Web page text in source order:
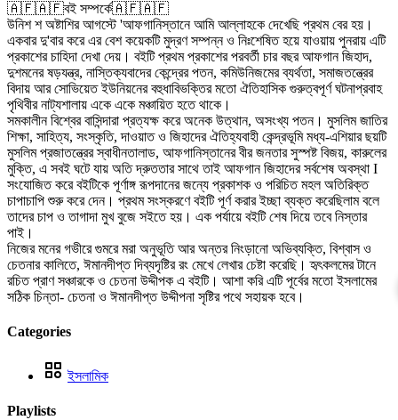
🇦🇫🇦🇫বই সম্পর্কে🇦🇫🇦🇫
উনিশ শ অষ্টাশির আগস্টে 'আফগানিস্তানে আমি আল্লাহকে দেখেছি প্রথম বের হয়।
একবার দু'বার করে এর বেশ কয়েকটি মুদ্রণ সম্পন্ন ও নিঃশেষিত হয়ে যাওয়ায় পুনরায় এটি
প্রকাশের চাহিদা দেখা দেয়। বইটি প্রথম প্রকাশের পরবর্তী চার বছর আফগান জিহাদ,
দুশমনের ষড়যন্ত্র, নাস্তিক্যবাদের কেন্দ্রের পতন, কমিউনিজমের ব্যর্থতা, সমাজতন্ত্রের
বিদায় আর সোভিয়েত ইউনিয়নের বহুধাবিভক্তির মতো ঐতিহাসিক গুরুত্বপূর্ণ ঘটনাপ্রবাহ
পৃথিবীর নাট্যশালায় একে একে মঞ্চায়িত হতে থাকে।
সমকালীন বিশ্বের বাসিন্দারা প্রত্যক্ষ করে অনেক উত্থান, অসংখ্য পতন। মুসলিম জাতির
শিক্ষা, সাহিত্য, সংস্কৃতি, দাওয়াত ও জিহাদের ঐতিহ্যবাহী কেন্দ্রভূমি মধ্য-এশিয়ার ছয়টি
মুসলিম প্রজাতন্ত্রের স্বাধীনতালাড, আফগানিস্তানের বীর জনতার সুস্পষ্ট বিজয়, কারুলের
মুক্তি, এ সবই ঘটে যায় অতি দ্রুততার সাথে তাই আফগান জিহাদের সর্বশেষ অবস্থা I
সংযোজিত করে বইটিকে পূর্ণাঙ্গ রূপদানের জন্যে প্রকাশক ও পরিচিত মহল অতিরিক্ত
চাপাচাপি শুরু করে দেন। প্রথম সংস্করণে বইটি পূর্ণ করার ইচ্ছা ব্যক্ত করেছিলাম বলে
তাদের চাপ ও তাগাদা মুখ বুজে সইতে হয়। এক পর্যায়ে বইটি শেষ দিয়ে তবে নিস্তার
পাই।
নিজের মনের গভীরে গুমরে মরা অনুভূতি আর অন্তর নিংড়ানো অভিব্যক্তি, বিশ্বাস ও
চেতনার কালিতে, ঈমানদীপ্ত দিব্যদৃষ্টির রং মেখে লেখার চেষ্টা করেছি। হৃৎকলমের টানে
রচিত প্রাণ সঞ্চারকে ও চেতনা উদ্দীপক এ বইটি। আশা করি এটি পূর্বের মতো ইসলামের
সঠিক চিন্তা- চেতনা ও ঈমানদীপ্ত উদ্দীপনা সৃষ্টির পথে সহায়ক হবে।
Categories
ইসলামিক
Playlists